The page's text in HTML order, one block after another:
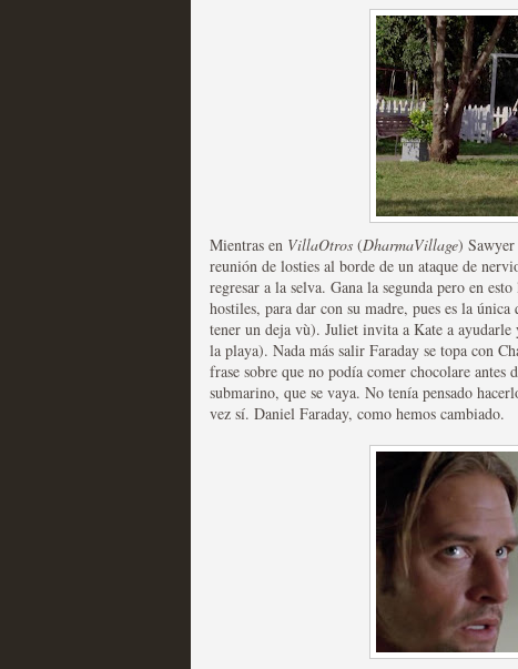
Recomendación de la semana
Galería con los Mejores
Televisión
MOLTISANTI
Recomendación de la semana
Las productoras de las
Mientras en VillaOtros (DharmaVillage)
reunión de losties al borde de un ataque de
regresar a la selva. Gana la segunda pero en
hostiles, para dar con su madre, pues es la
tener un deja vù). Juliet invita a Kate a ayudarle
la playa). Nada más salir Faraday se topa con
frase sobre que no podía comer chocolare
submarino, que se vaya. No tenía pensado
vez sí. Daniel Faraday, como hemos cambiado.